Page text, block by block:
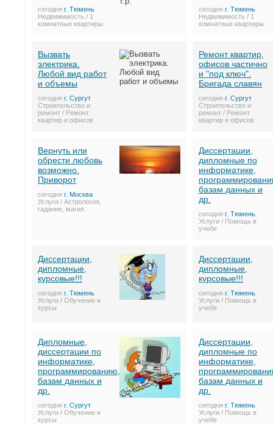
сегодня г. Тюмень
Недвижимость / 1
комнатные квартиры
сегодня г. Тюмень
Недвижимость / 1
комнатные квартиры
Вызвать
электрика.
Любой вид работ
и объемы
сегодня г. Сургут
Строительство и
ремонт / Ремонт
квартир и офисов
Ремонт квартир,
офисов частично
и "под ключ".
Бригада славян
сегодня г. Сургут
Строительство и
ремонт / Ремонт
квартир и офисов
Вернуть или
обрести любовь
возможно.
Приворот
сегодня г. Москва
Услуги / Астрология,
гадание, магия
Диссертации,
дипломные по
информатике,
базам данных и
др.
сегодня г. Тюмень
Услуги / Помощь в
учебе
Диссертации,
дипломные,
курсовые!!!
сегодня г. Тюмень
Услуги / Обучение и
курсы
Диссертации,
дипломные,
курсовые!!!
сегодня г. Тюмень
Услуги / Помощь в
учебе
Дипломные,
диссертации по
информатике,
программированию,
базам данных и
др.
сегодня г. Сургут
Услуги / Обучение и
курсы
Диссертации,
дипломные по
информатике,
базам данных и
др.
сегодня г. Тюмень
Услуги / Помощь в
учебе